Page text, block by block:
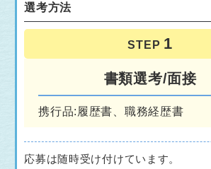
選考方法
STEP
書類選考/面接
携行品:履歴書、職務経歴書
応募は随時受け付けています。